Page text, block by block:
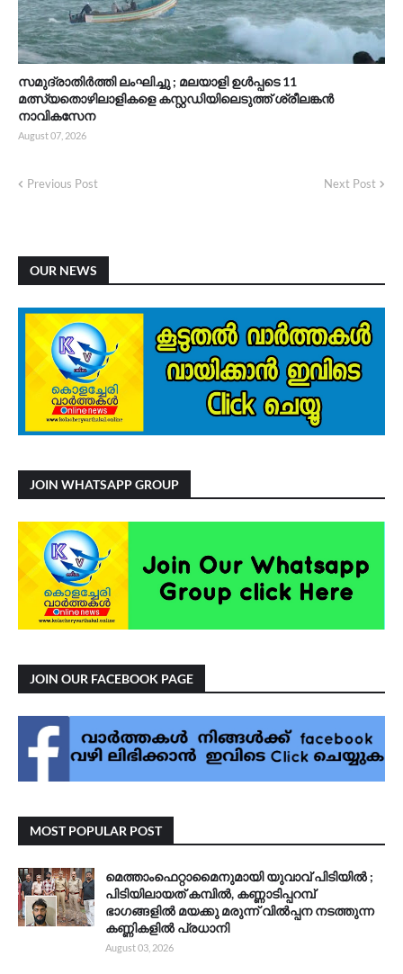
സമുദ്രാതിർത്തി ലംഘിച്ചു ; മലയാളി ഉൾപ്പടെ 11
മത്സ്യതൊഴിലാളികളെ കസ്റ്റഡിയിലെടുത്ത് ശ്രീലങ്കൻ
നാവികസേന
August 07, 2026
Previous Post Next Post
OUR NEWS
JOIN WHATSAPP GROUP
JOIN OUR FACEBOOK PAGE
MOST POPULAR POST
മെത്താംഫെറ്റാമൈനുമായി യുവാവ് പിടിയിൽ ;
പിടിയിലായത് കമ്പിൽ, കണ്ണാടിപ്പറമ്പ്
ഭാഗങ്ങളിൽ മയക്കു മരുന്ന് വിൽപ്പന നടത്തുന്ന
കണ്ണികളിൽ പ്രധാനി
August 03, 2026